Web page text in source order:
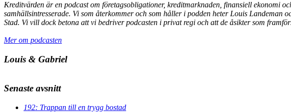
Kreditvärden är en podcast om företagsobligationer, kreditmarknaden, finansiell ekonomi
samhällsintresserade. Vi som återkommer och som håller i podden heter Louis
Stad. Vi vill dock betona att vi bedriver podcasten i privat regi och att de åsikter som
Mer om podcasten
Louis & Gabriel
Senaste avsnitt
192: Trappan till en trygg bostad